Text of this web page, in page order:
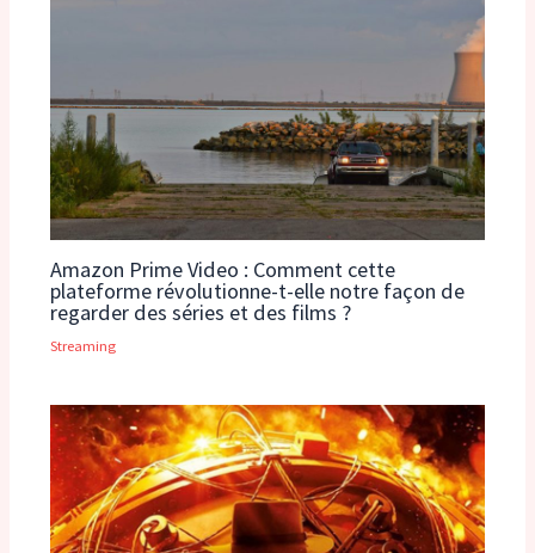
Amazon Prime Video : Comment cette
plateforme révolutionne-t-elle notre façon de
regarder des séries et des films ?
Streaming